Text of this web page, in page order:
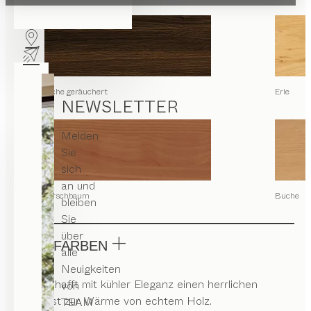
NEWSLETTER
Melden
Sie
sich
an und
bleiben
Sie
über
alle
Neuigkeiten
von
TEAM
Eiche geräuchert Erle
Kirschbaum Buche
GLASFARBEN
Glas schafft mit kühler Eleganz einen herrlichen
Kontrast zur Wärme von echtem Holz.